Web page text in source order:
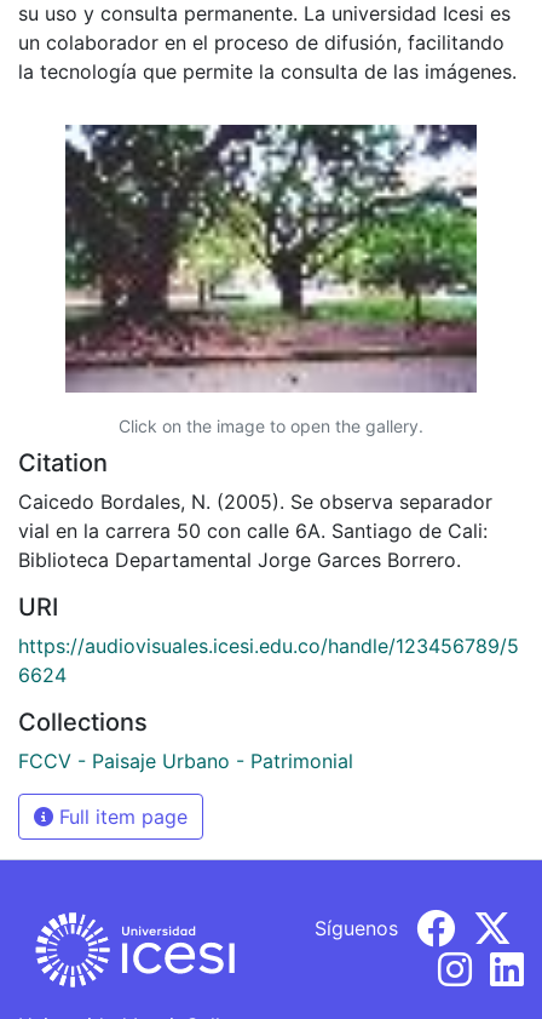
su uso y consulta permanente. La universidad Icesi es
un colaborador en el proceso de difusión, facilitando
la tecnología que permite la consulta de las imágenes.
Click on the image to open the gallery.
Citation
Caicedo Bordales, N. (2005). Se observa separador
vial en la carrera 50 con calle 6A. Santiago de Cali:
Biblioteca Departamental Jorge Garces Borrero.
URI
https://audiovisuales.icesi.edu.co/handle/123456789/5
6624
Collections
FCCV - Paisaje Urbano - Patrimonial
Full item page
Síguenos